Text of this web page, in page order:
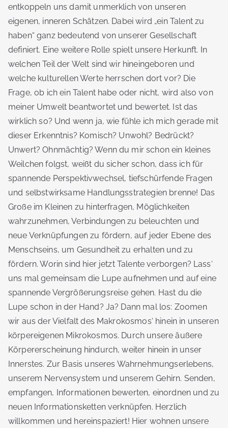
entkoppeln uns damit unmerklich von unseren
eigenen, inneren Schätzen. Dabei wird „ein Talent zu
haben“ ganz bedeutend von unserer Gesellschaft
definiert. Eine weitere Rolle spielt unsere Herkunft. In
welchen Teil der Welt sind wir hineingeboren und
welche kulturellen Werte herrschen dort vor? Die
Frage, ob ich ein Talent habe oder nicht, wird also von
meiner Umwelt beantwortet und bewertet. Ist das
wirklich so? Und wenn ja, wie fühle ich mich gerade mit
dieser Erkenntnis? Komisch? Unwohl? Bedrückt?
Unwert? Ohnmächtig? Wenn du mir schon ein kleines
Weilchen folgst, weißt du sicher schon, dass ich für
spannende Perspektivwechsel, tiefschürfende Fragen
und selbstwirksame Handlungsstrategien brenne! Das
Große im Kleinen zu hinterfragen, Möglichkeiten
wahrzunehmen, Verbindungen zu beleuchten und
neue Verknüpfungen zu fördern, auf jeder Ebene des
Menschseins, um Gesundheit zu erhalten und zu
fördern. Worin sind hier jetzt Talente verborgen? Lass‘
uns mal gemeinsam die Lupe aufnehmen und auf eine
spannende Vergrößerungsreise gehen. Hast du die
Lupe schon in der Hand? Ja? Dann mal los: Zoomen
wir aus der Vielfalt des Makrokosmos‘ hinein in unseren
körpereigenen Mikrokosmos. Durch unsere äußere
Körpererscheinung hindurch, weiter hinein in unser
Innerstes. Zur Basis unseres Wahrnehmungserlebens,
unserem Nervensystem und unserem Gehirn. Senden,
empfangen, Informationen bewerten, einordnen und zu
neuen Informationsketten verknüpfen. Herzlich
willkommen und hereinspaziert! Hier wohnen unsere